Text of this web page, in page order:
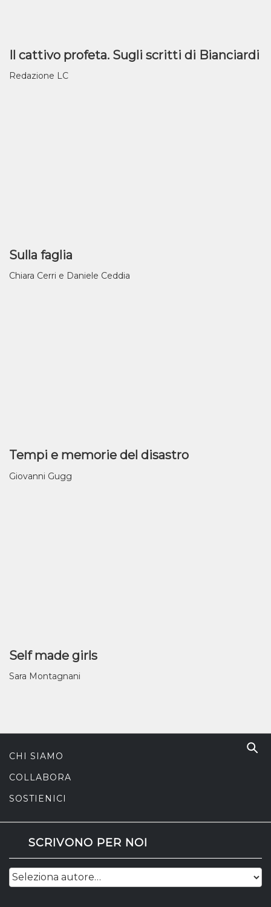
Il cattivo profeta. Sugli scritti di Bianciardi
Redazione LC
Sulla faglia
Chiara Cerri e Daniele Ceddia
Tempi e memorie del disastro
Giovanni Gugg
Self made girls
Sara Montagnani
CHI SIAMO
COLLABORA
SOSTIENICI
SCRIVONO PER NOI